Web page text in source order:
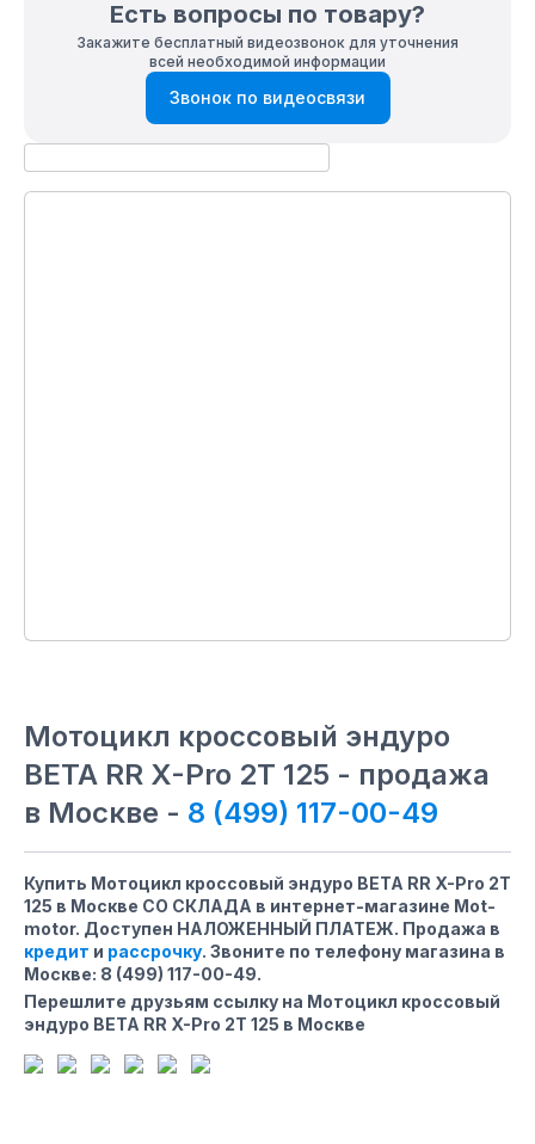
Есть вопросы по товару?
Закажите бесплатный видеозвонок для уточнения
всей необходимой информации
Звонок по видеосвязи
Мотоцикл кроссовый эндуро
BETA RR X-Pro 2T 125 - продажа
в Москве - 8 (499) 117-00-49
Купить Мотоцикл кроссовый эндуро BETA RR X-Pro 2T
125 в Москве СО СКЛАДА в интернет-магазине Mot-
motor. Доступен НАЛОЖЕННЫЙ ПЛАТЕЖ. Продажа в
кредит и рассрочку. Звоните по телефону магазина в
Москве: 8 (499) 117-00-49.
Перешлите друзьям ссылку на Мотоцикл кроссовый
эндуро BETA RR X-Pro 2T 125 в Москве